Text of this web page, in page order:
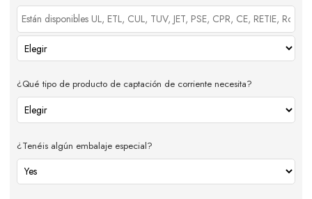
¿Qué tipo de producto de captación de corriente necesita?
¿Tenéis algún embalaje especial?